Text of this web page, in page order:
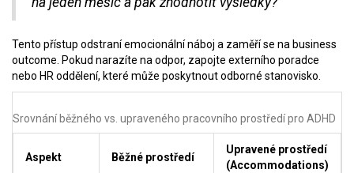
Tento přístup odstraní emocionální náboj a zaměří se na business
outcome. Pokud narazíte na odpor, zapojte externího poradce
nebo HR oddělení, které může poskytnout odborné stanovisko.
Srovnání běžného vs. upraveného pracovního prostředí pro ADHD
Aspekt Běžné prostředí
Upravené prostředí
(Accommodations)